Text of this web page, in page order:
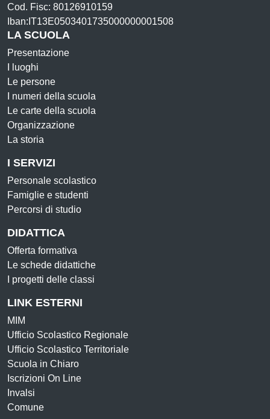
Cod. Fisc: 80126910159
Iban:IT13E0503401735000000001508
LA SCUOLA
Presentazione
I luoghi
Le persone
I numeri della scuola
Le carte della scuola
Organizzazione
La storia
I SERVIZI
Personale scolastico
Famiglie e studenti
Percorsi di studio
DIDATTICA
Offerta formativa
Le schede didattiche
I progetti delle classi
LINK ESTERNI
MIM
Ufficio Scolastico Regionale
Ufficio Scolastico Territoriale
Scuola in Chiaro
Iscrizioni On Line
Invalsi
Comune